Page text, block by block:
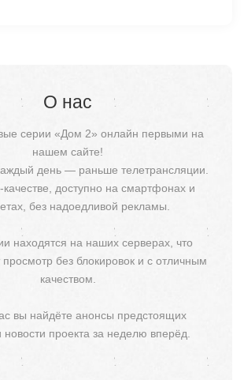
О нас
серии «Дом 2» онлайн первыми на
нашем сайте!
день — раньше телетрансляции.
доступно на смартфонах и
без надоедливой рекламы.
находятся на наших серверах, что
просмотр без блокировок и с отличным
качеством.
вы найдёте анонсы предстоящих
новости проекта за неделю вперёд.